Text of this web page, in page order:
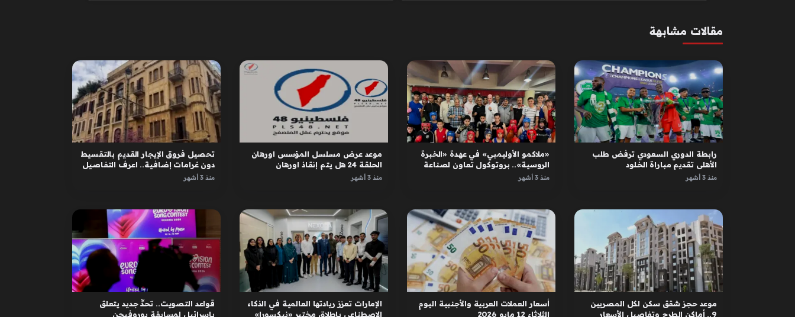
مقالات مشابهة
رابطة الدوري السعودي ترفض طلب
الأهلي تقديم مباراة الخلود
منذ 3 أشهر
«ملاكمو الأوليمبي» في عهدة «الخبرة
الروسية».. بروتوكول تعاون لصناعة
الأبطال
منذ 3 أشهر
موعد عرض مسلسل المؤسس اورهان
الحلقة 24 هل يتم إنقاذ اورهان
واسبورجا
منذ 3 أشهر
تحصيل فروق الإيجار القديم بالتقسيط
دون غرامات إضافية.. اعرف التفاصيل
منذ 3 أشهر
موعد حجز شقق سكن لكل المصريين
9.. أماكن الطرح وتفاصيل الأسعار
أسعار العملات العربية والأجنبية اليوم
الثلاثاء 12 مايو 2026
الإمارات تعزز ريادتها العالمية في الذكاء
الاصطناعي بإطلاق مختبر «نيكسورا»
قواعد التصويت.. تحدٍّ جديد يتعلق
بإسرائيل لمسابقة يوروفيجن